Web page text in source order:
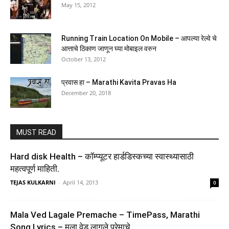
(4655539 ₹107.00
Arihant All in One Science (Exploration) Class 9 for
CBSE Exam 2026-27 | NCERT Based Complete
Papers & Mind Maps | Revised Edition as per Latest
Syllabus
May 15, 2012
Running Train Location On Mobile – आपल्या रेल्वे चे
आत्ताचे ठिकाण जाणून घ्या मोबाइल वरुन
October 13, 2012
प्रवास हा – Marathi Kavita Pravas Ha
December 20, 2018
MUST READ
Hard disk Health – कॉम्प्यूटर हार्डडिस्कच्या स्वास्थ्यासाठी
महत्वपूर्ण माहिती.
TEJAS KULKARNI - April 14, 2013 0
Mala Ved Lagale Premache – TimePass, Marathi
Song Lyrics – मला वेड लागले प्रेमाचे